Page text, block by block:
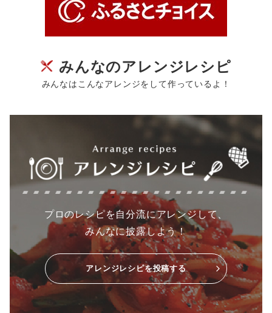
みんなのアレンジレシピ
みんなはこんなアレンジをして作っているよ！
プロのレシピを自分流にアレンジして、
みんなに披露しよう！
アレンジレシピを投稿する